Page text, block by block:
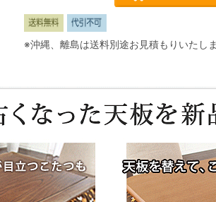
※沖縄、離島は送料別途お見積もりいたし